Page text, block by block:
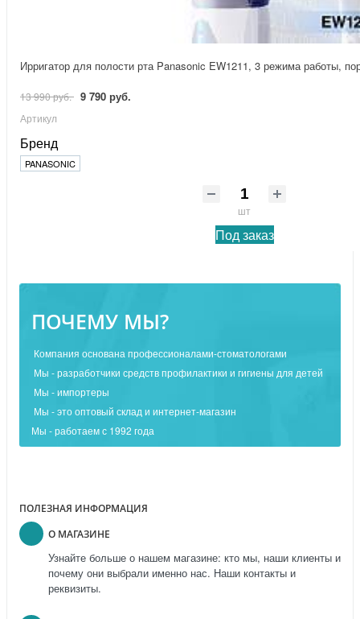
ПОЧЕМУ МЫ?
Компания основана профессионалами-стоматологами
Мы - разработчики средств профилактики и гигиены для детей
Мы - импортеры
Мы - это оптовый склад и интернет-магазин
Мы - работаем с 1992 года
ПОЛЕЗНАЯ ИНФОРМАЦИЯ
О МАГАЗИНЕ
Узнайте больше о нашем магазине: кто мы, наши клиенты и
почему они выбрали именно нас. Наши контакты и
реквизиты.
Ирригатор для полости рта Panasonic EW1211, 3 режима работы,
13 990 руб. 9 790 руб.
Артикул
Бренд
PANASONIC
шт
Под заказ